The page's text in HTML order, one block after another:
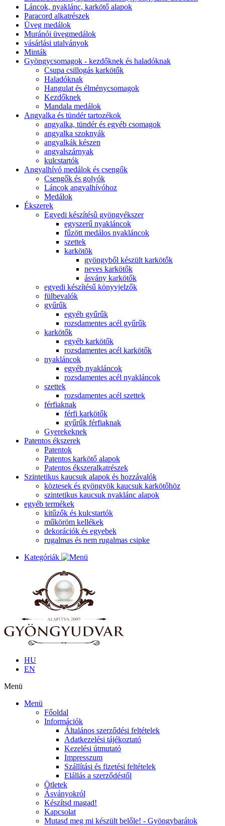
Láncok, nyaklánc, karkötő alapok
Paracord alkatrészek
Üveg medálok
Muránói üvegmedálok
vásárlási utalványok
Minták
Gyöngycsomagok - kezdőknek és haladóknak
Csupa csillogás karkötők
Haladóknak
Hangulat és élménycsomagok
Kezdőknek
Mandala medálok
Angyalka és tündér tartozékok
angyalka, tündér és egyéb csomagok
angyalka szoknyák
angyalkák készen
angyalszárnyak
kulcstartók
Angyalhívó medálok és csengők
Csengők és golyók
Láncok angyalhívóhoz
Medálok
Ékszerek
Egyedi készítésû gyöngyékszer
egyszerű nyakláncok
fűzött medálos nyakláncok
szettek
karkötõk
gyöngyből készült karkötők
neves karkötők
ásvány karkötők
egyedi készítésű könyvjelzők
fülbevalók
gyűrűk
egyéb gyűrűk
rozsdamentes acél gyűrűk
karkötők
egyéb karkötők
rozsdamentes acél karkötők
nyakláncok
egyéb nyakláncok
rozsdamentes acél nyakláncok
szettek
rozsdamentes acél szettek
férfiaknak
férfi karkötők
gyűrűk férfiaknak
Gyerekeknek
Patentos ékszerek
Patentok
Patentos karkötő alapok
Patentos ékszeralkatrészek
Szintetikus kaucsuk alapok és hozzávalók
köztesek és gyöngyök kaucsuk karkötőhöz
szintetikus kaucsuk nyaklánc alapok
egyéb termékek
kitűzők és kulcstartók
műköröm kellékek
dekorációk és egyebek
rugalmas és nem rugalmas csipke
Kategóriák
HU
EN
Menü
Menü
Főoldal
Információk
Általános szerződési feltételek
Adatkezelési tájékoztató
Kezelési útmutató
Impresszum
Szállítási és fizetési feltételek
Elállás a szerződéstől
Ötletek
Ásványokról
Készítsd magad!
Kapcsolat
Mutasd meg mi készült belőle! - Gyöngybarátok